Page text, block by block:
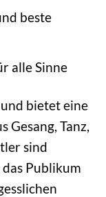
beste
alle Sinne
bietet eine
Gesang, Tanz,
sind
Publikum